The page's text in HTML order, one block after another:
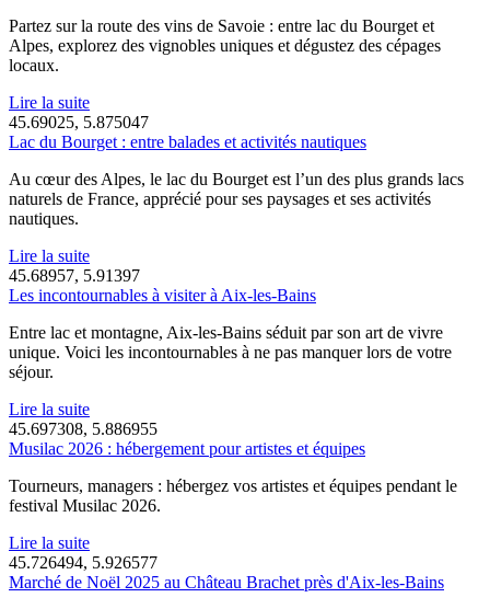
Partez sur la route des vins de Savoie : entre lac du Bourget et
Alpes, explorez des vignobles uniques et dégustez des cépages
locaux.
Lire la suite
45.69025, 5.875047
Lac du Bourget : entre balades et activités nautiques
Au cœur des Alpes, le lac du Bourget est l’un des plus grands lacs
naturels de France, apprécié pour ses paysages et ses activités
nautiques.
Lire la suite
45.68957, 5.91397
Les incontournables à visiter à Aix-les-Bains
Entre lac et montagne, Aix-les-Bains séduit par son art de vivre
unique. Voici les incontournables à ne pas manquer lors de votre
séjour.
Lire la suite
45.697308, 5.886955
Musilac 2026 : hébergement pour artistes et équipes
Tourneurs, managers : hébergez vos artistes et équipes pendant le
festival Musilac 2026.
Lire la suite
45.726494, 5.926577
Marché de Noël 2025 au Château Brachet près d'Aix-les-Bains